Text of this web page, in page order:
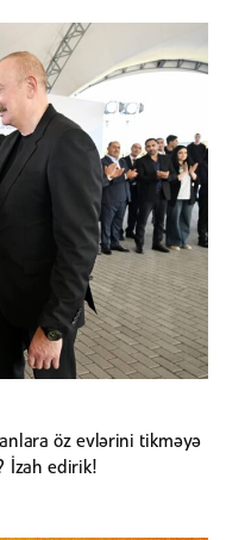
öz evlərini tikməyə
İzah edirik!